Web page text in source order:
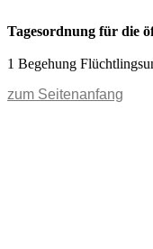
Tagesordnung für die
1 Begehung
zum Seitenanfang